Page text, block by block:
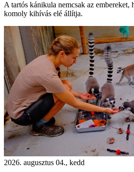
A tartós kánikula nemcsak az embereket,
komoly kihívás elé állítja.
2026. augusztus 04., kedd